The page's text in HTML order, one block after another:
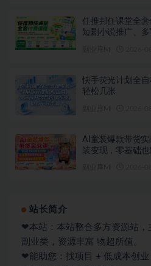
任推邦任课堂全套
短剧小说推广、
快手荧光计划全
轻松几张
AI童装爆款带货
装变现，零基础也
站长简介
❤本站：本站整合多方资源站，
副业类，资源丰富 物超所值。
❤能助您：找项目 + 低成本创